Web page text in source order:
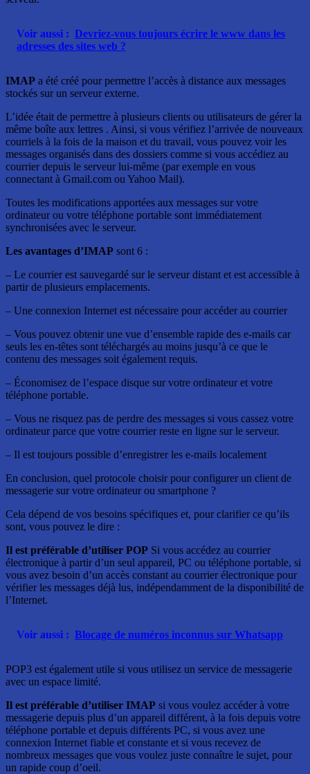
Voir aussi : Devriez-vous toujours écrire le www dans les
adresses des sites web ?
IMAP a été créé pour permettre l’accès à distance aux messages
stockés sur un serveur externe.
L’idée était de permettre à plusieurs clients ou utilisateurs de gérer la
même boîte aux lettres . Ainsi, si vous vérifiez l’arrivée de nouveaux
courriels à la fois de la maison et du travail, vous pouvez voir les
messages organisés dans des dossiers comme si vous accédiez au
courrier depuis le serveur lui-même (par exemple en vous
connectant à Gmail.com ou Yahoo Mail).
Toutes les modifications apportées aux messages sur votre
ordinateur ou votre téléphone portable sont immédiatement
synchronisées avec le serveur.
Les avantages d’IMAP sont 6 :
– Le courrier est sauvegardé sur le serveur distant et est accessible à
partir de plusieurs emplacements.
– Une connexion Internet est nécessaire pour accéder au courrier
– Vous pouvez obtenir une vue d’ensemble rapide des e-mails car
seuls les en-têtes sont téléchargés au moins jusqu’à ce que le
contenu des messages soit également requis.
– Économisez de l’espace disque sur votre ordinateur et votre
téléphone portable.
– Vous ne risquez pas de perdre des messages si vous cassez votre
ordinateur parce que votre courrier reste en ligne sur le serveur.
– Il est toujours possible d’enregistrer les e-mails localement
En conclusion, quel protocole choisir pour configurer un client de
messagerie sur votre ordinateur ou smartphone ?
Cela dépend de vos besoins spécifiques et, pour clarifier ce qu’ils
sont, vous pouvez le dire :
Il est préférable d’utiliser POP Si vous accédez au courrier
électronique à partir d’un seul appareil, PC ou téléphone portable, si
vous avez besoin d’un accès constant au courrier électronique pour
vérifier les messages déjà lus, indépendamment de la disponibilité de
l’Internet.
Voir aussi : Blocage de numéros inconnus sur Whatsapp
POP3 est également utile si vous utilisez un service de messagerie
avec un espace limité.
Il est préférable d’utiliser IMAP si vous voulez accéder à votre
messagerie depuis plus d’un appareil différent, à la fois depuis votre
téléphone portable et depuis différents PC, si vous avez une
connexion Internet fiable et constante et si vous recevez de
nombreux messages que vous voulez juste connaître le sujet, pour
un rapide coup d’oeil.